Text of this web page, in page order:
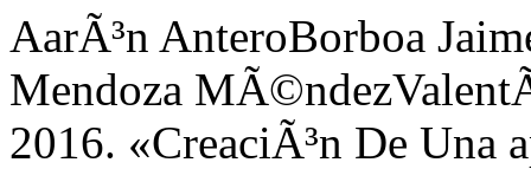
AarÃ³n AnteroBorboa
Mendoza
2016. «CreaciÃ³n De Una